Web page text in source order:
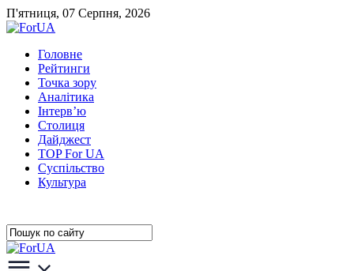
П'ятниця, 07 Серпня, 2026
Головне
Рейтинги
Точка зору
Аналітика
Інтерв’ю
Столиця
Дайджест
TOP For UA
Суспiльство
Культура